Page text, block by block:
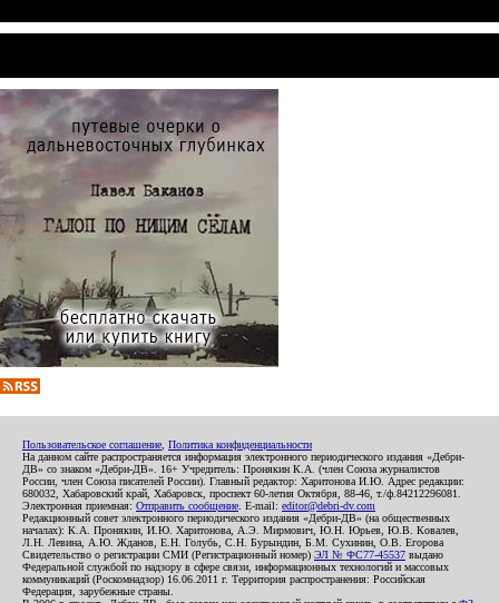
Пользовательское соглашение Политика конфиденциальности
На данном сайте распространяется информация электронного периодического издания «Дебри-
ДВ» со знаком «Дебри-ДВ». 16+ Учредитель: Пронякин К.А. (член Союза журналистов
России, член Союза писателей России). Главный редактор: Харитонова И.Ю. Адрес редакции:
680032, Хабаровский край, Хабаровск, проспект 60-летия Октября, 88-46, т./ф.84212296081.
Электронная приемная: Отправить сообщение . E-mail: editor@debri-dv.com
Редакционный совет электронного периодического издания «Дебри-ДВ» (на общественных
началах): К.А. Пронякин, И.Ю. Харитонова, А.Э. Мирмович, Ю.Н. Юрьев, Ю.В. Ковалев,
Л.Н. Левина, А.Ю. Жданов, Е.Н. Голубь, С.Н. Бурындин, Б.М. Сухинин, О.В. Егорова
Свидетельство о регистрации СМИ (Регистрационный номер) ЭЛ № ФС77-45537 выдано
Федеральной службой по надзору в сфере связи, информационных технологий и массовых
коммуникаций (Роскомнадзор) 16.06.2011 г. Территория распространения: Российская
Федерация, зарубежные страны.